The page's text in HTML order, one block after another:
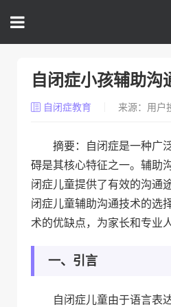
自闭症小孩辅助沟
自闭症教育 来源：用户
摘要：自闭症是一种广
碍是其核心特征之一。辅助
闭症儿童提供了有效的沟通
闭症儿童辅助沟通技术的选
术的优缺点，为家长和专业
一、引言
自闭症儿童由于语言表